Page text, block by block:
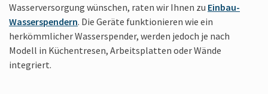
Wasserversorgung wünschen, raten wir Ihnen zu Einbau-
Wasserspendern. Die Geräte funktionieren wie ein
herkömmlicher Wasserspender, werden jedoch je nach
Modell in Küchentresen, Arbeitsplatten oder Wände
integriert.